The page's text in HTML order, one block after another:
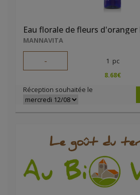
Eau florale de fleurs d'oranger
MANNAVITA
- 1 pc
8.68€
Réception souhaitée le